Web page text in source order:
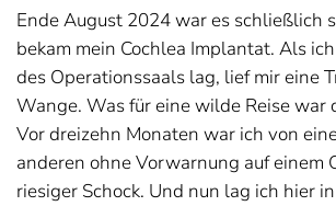
Ende August 2024 war es schließlich
bekam mein Cochlea Implantat. Als
des Operationssaals lag, lief mir eine
Wange. Was für eine wilde Reise war
Vor dreizehn Monaten war ich von
anderen ohne Vorwarnung auf einem
riesiger Schock. Und nun lag ich hier